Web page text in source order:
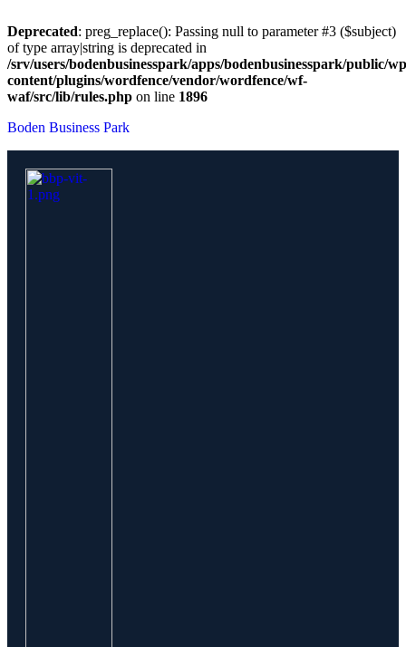
Deprecated: preg_replace(): Passing null to parameter #3 ($subject)
of type array|string is deprecated in
/srv/users/bodenbusinesspark/apps/bodenbusinesspark/public/
content/plugins/wordfence/vendor/wordfence/wf-
waf/src/lib/rules.php on line 1896
Boden Business Park